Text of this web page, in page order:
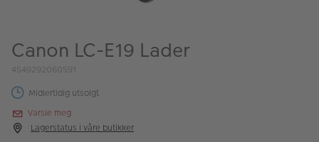
ALBUM
Merker
Canon LC-E19 Lader
4549292060591
Midlertidig utsolgt
Varsle meg
Lagerstatus i våre butikker